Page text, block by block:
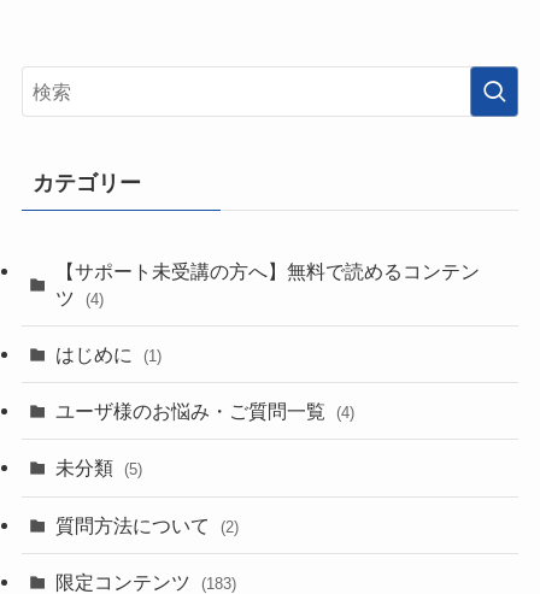
カテゴリー
【サポート未受講の方へ】無料で読めるコンテン
ツ
(4)
はじめに (1)
ユーザ様のお悩み・ご質問一覧 (4)
未分類 (5)
質問方法について (2)
限定コンテンツ (183)